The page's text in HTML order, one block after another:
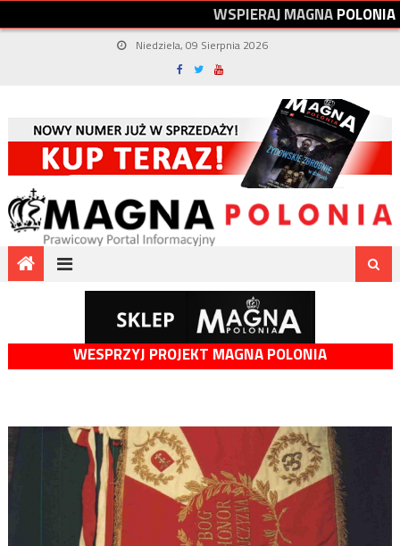
WSPIERAJMAGNAPOLONIA
Niedziela, 09 Sierpnia 2026
WESPRZYJ PROJEKT MAGNA POLONIA